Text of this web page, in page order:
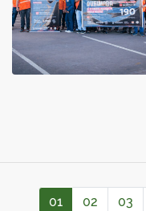
01 02 03